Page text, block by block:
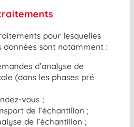
pour lesquelles
données sont notamment :
d’analyse de
(dans les phases pré
vous ;
de l’échantillon ;
de l’échantillon ;